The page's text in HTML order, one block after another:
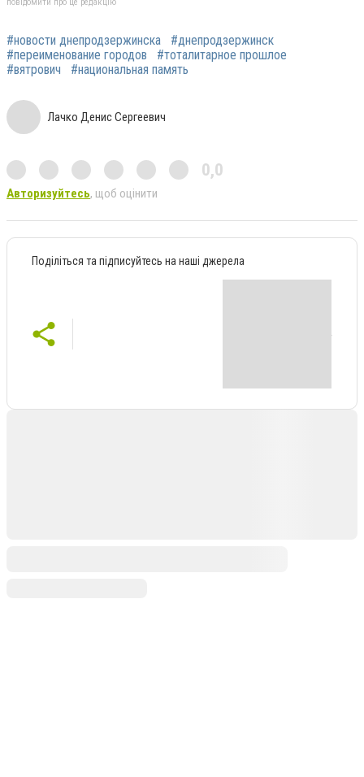
#новости днепродзержинска
#днепродзержинск
#переименование городов
#тоталитарное прошлое
#вятрович
#национальная память
Лачко Денис Сергеевич
0,0
Авторизуйтесь, щоб оцінити
Поділіться та підписуйтесь на наші джерела